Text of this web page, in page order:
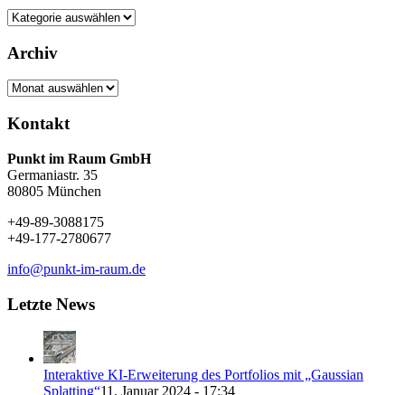
Kategorien
Archiv
Archiv
Kontakt
Punkt im Raum GmbH
Germaniastr. 35
80805 München
+49-89-3088175
+49-177-2780677
info@punkt-im-raum.de
Letzte News
Interaktive KI-Erweiterung des Portfolios mit „Gaussian
Splatting“11. Januar 2024 - 17:34